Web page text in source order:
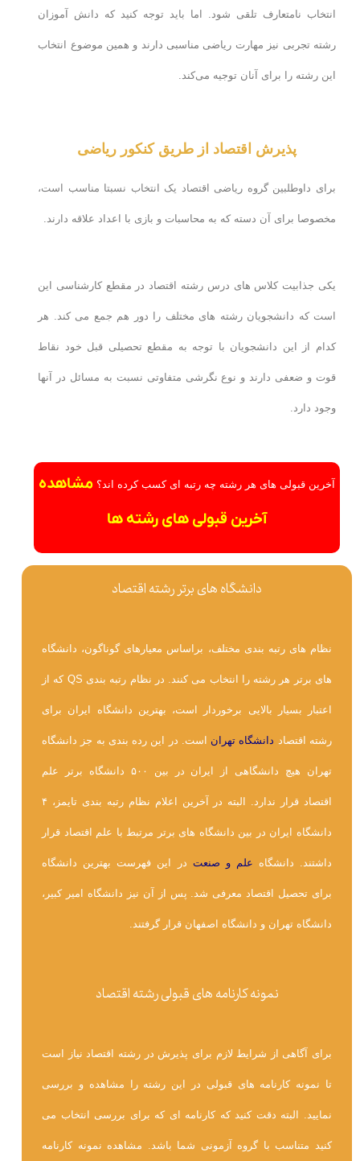
انتخاب نامتعارف تلقی شود. اما باید توجه کنید که دانش آموزان
رشته تجربی نیز مهارت ریاضی مناسبی دارند و همین موضوع انتخاب
این رشته را برای آنان توجیه می‌کند.
پذیرش اقتصاد از طریق کنکور ریاضی
برای داوطلبین گروه ریاضی اقتصاد یک انتخاب نسبتا مناسب است،
مخصوصا برای آن دسته که به محاسبات و بازی با اعداد علاقه دارند.
یکی جذابیت کلاس های درس رشته اقتصاد در مقطع کارشناسی این
است که دانشجویان رشته های مختلف را دور هم جمع می کند. هر
کدام از این دانشجویان با توجه به مقطع تحصیلی قبل خود نقاط
قوت و ضعفی دارند و نوع نگرشی متفاوتی نسبت به مسائل در آنها
وجود دارد.
آخرین قبولی های هر رشته چه رتبه ای کسب کرده اند؟ مشاهده
آخرین قبولی های رشته ها
دانشگاه های برتر رشته اقتصاد
نظام های رتبه بندی مختلف، براساس معیارهای گوناگون، دانشگاه
های برتر هر رشته را انتخاب می کنند. در نظام رتبه بندی QS که از
اعتبار بسیار بالایی برخوردار است، بهترین دانشگاه ایران برای
رشته اقتصاد دانشگاه تهران است. در این رده بندی به جز دانشگاه
تهران هیچ دانشگاهی از ایران در بین ۵۰۰ دانشگاه برتر علم
اقتصاد قرار ندارد. البته در آخرین اعلام نظام رتبه بندی تایمز، ۴
دانشگاه ایران در بین دانشگاه های برتر مرتبط با علم اقتصاد قرار
داشتند. دانشگاه علم و صنعت در این فهرست بهترین دانشگاه
برای تحصیل اقتصاد معرفی شد. پس از آن نیز دانشگاه امیر کبیر،
دانشگاه تهران و دانشگاه اصفهان قرار گرفتند.
نمونه کارنامه های قبولی رشته اقتصاد
برای آگاهی از شرایط لازم برای پذیرش در رشته اقتصاد نیاز است
تا نمونه کارنامه های قبولی در این رشته را مشاهده و بررسی
نمایید. البته دقت کنید که کارنامه ای که برای بررسی انتخاب می
کنید متناسب با گروه آزمونی شما باشد. مشاهده نمونه کارنامه